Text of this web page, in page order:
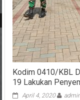
Kodim 0410/KBL
19 Lakukan
April 4, 2020